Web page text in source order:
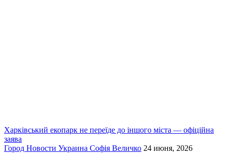
Харківський екопарк не переїде до іншого міста — офіційна
заява
Город Новости Украина Софія Величко 24 июня, 2026